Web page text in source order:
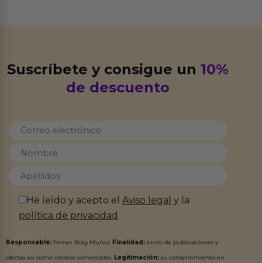
Suscríbete y consigue un10%
de descuento
He leído y acepto elAviso legal y la
política de privacidad
Responsable: Ferran Roig Muñoz Finalidad: envío de publicaciones y
ofertas así como correos comerciales. Legitimación: su consentimiento en